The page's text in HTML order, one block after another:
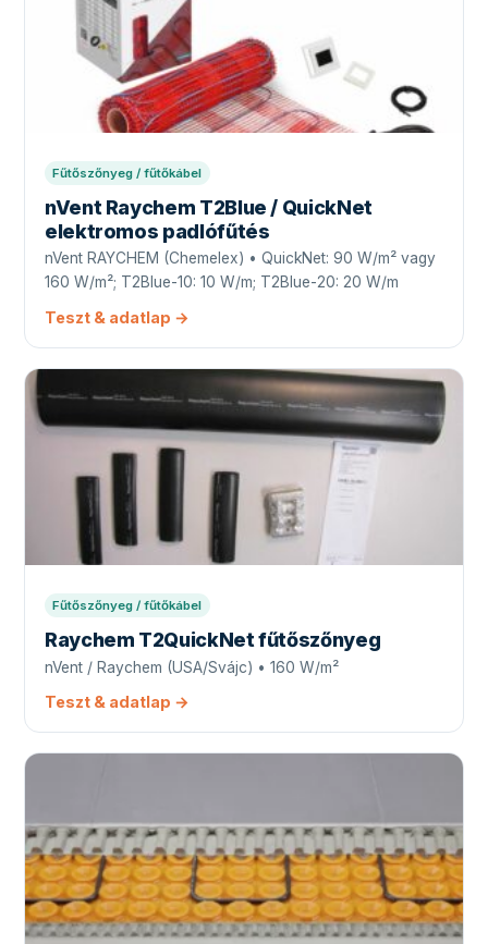
Fűtőszőnyeg / fűtőkábel
nVent Raychem T2Blue / QuickNet
elektromos padlófűtés
nVent RAYCHEM (Chemelex) • QuickNet: 90 W/m² vagy
160 W/m²; T2Blue-10: 10 W/m; T2Blue-20: 20 W/m
Teszt & adatlap →
Fűtőszőnyeg / fűtőkábel
Raychem T2QuickNet fűtőszőnyeg
nVent / Raychem (USA/Svájc) • 160 W/m²
Teszt & adatlap →